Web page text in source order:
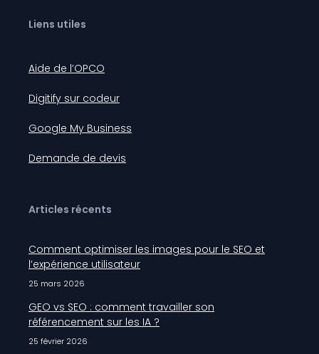
Liens utiles
Aide de l’OPCO
Digitify sur codeur
Google My Business
Demande de devis
Articles récents
Comment optimiser les images pour le SEO et
l’expérience utilisateur
25 mars 2026
GEO vs SEO : comment travailler son
référencement sur les IA ?
25 février 2026